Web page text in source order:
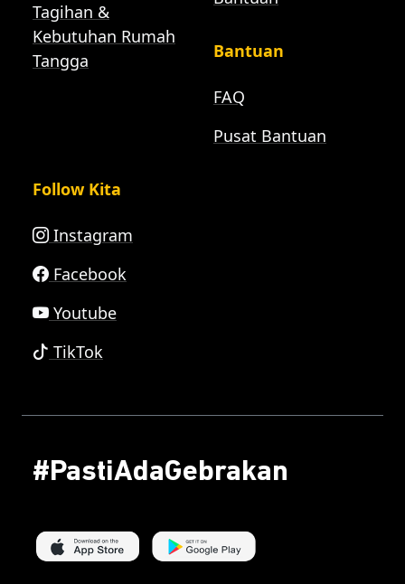
Tagihan &
Kebutuhan Rumah
Tangga
Bantuan
FAQ
Pusat Bantuan
Follow Kita
Instagram
Facebook
Youtube
TikTok
#PastiAdaGebrakan